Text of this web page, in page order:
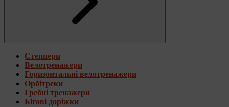
Степпери
Велотренажери
Горизонтальні велотренажери
Орбітреки
Гребні тренажери
Бігові доріжки